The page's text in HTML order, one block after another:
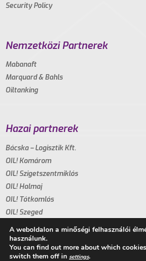
Security Policy
Nemzetközi Partnerek
Mabanaft
Marquard & Bahls
Oiltanking
Hazai partnerek
Bácska – Logisztik Kft.
OIL! Komárom
OIL! Szigetszentmiklós
OIL! Halmaj
OIL! Tótkomlós
OIL! Szeged
A weboldalon a minőségi felhasználói
használunk.
You can find out more about which
switch them off in settings.